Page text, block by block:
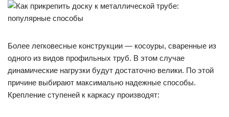
Более легковесные конструкции — косоуры, сваренные из
одного из видов профильных труб. В этом случае
динамические нагрузки будут достаточно велики. По этой
причине выбирают максимально надежные способы.
Крепление ступеней к каркасу производят: